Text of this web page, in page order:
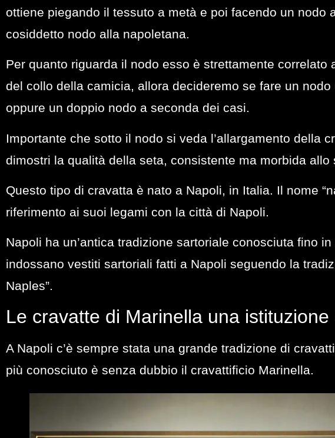
ottiene piegando il tessuto a metà e poi facendo un nodo
cosiddetto nodo alla napoletana.
Per quanto riguarda il nodo esso è strettamente correlato
del collo della camicia, allora decideremo se fare un nodo
oppure un doppio nodo a seconda dei casi.
Importante che sotto il nodo si veda l’allargamento della
dimostri la qualità della seta, consistente ma morbida allo
Questo tipo di cravatta è nato a Napoli, in Italia. Il nome
riferimento ai suoi legami con la città di Napoli.
Napoli ha un’antica tradizione sartoriale conosciuta fino
indossano vestiti sartoriali fatti a Napoli seguendo la
Naples”.
Le cravatte di Marinella una istituzione
A Napoli c’è sempre stata una grande tradizione di
più conosciuto è senza dubbio il cravattificio Marinella.